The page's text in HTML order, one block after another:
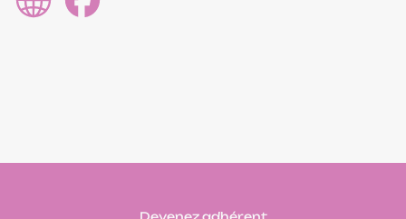
Devenez adhérent